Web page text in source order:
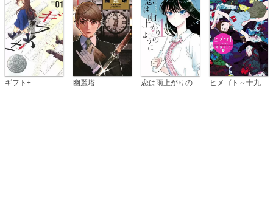
ギフト± 幽麗塔 恋は雨上がりのように ヒメゴト～十九歳の制服～